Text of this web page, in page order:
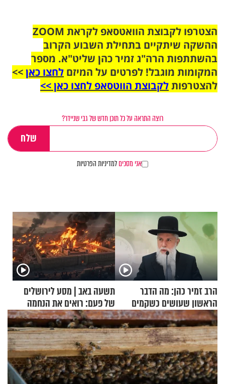
הצטרפו לקבוצת הוואטסאפ לקראת ZOOM
ההשקה שיתקיים בתחילת השבוע הקרוב
בהשתתפות הרה"ג זמיר כהן שליט"א. מספר
המקומות מוגבל! לפרטים על המיזם לחצו כאן>>
להצטרפותלקבוצת הווטסאפ לחצו כאן >>
רוצה התראה על כל תוכן חדש של גבי שניידר?
אני מסכיםלמדיניות הפרטיות
הרב זמיר כהן: מה הדבר
הראשון שעושים כשקמים
בבוקר?
תשעה באב | מסע לירושלים
של פעם: רואים את הנחמה